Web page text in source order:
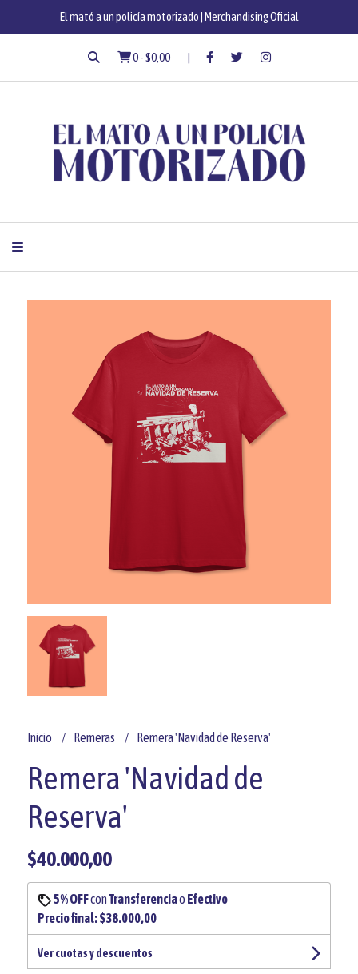
El mató a un policía motorizado | Merchandising Oficial
0 -$0,00
Inicio Remeras Remera 'Navidad de Reserva'
Remera 'Navidad de
Reserva'
$40.000,00
5% OFFconTransferenciao Efectivo
Precio final:$38.000,00
Ver cuotas y descuentos